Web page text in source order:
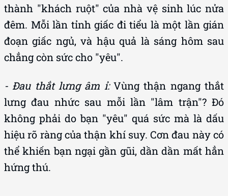
thành "khách ruột" của nhà vệ sinh lúc nửa
đêm. Mỗi lần tỉnh giấc đi tiểu là một lần gián
đoạn giấc ngủ, và hậu quả là sáng hôm sau
chẳng còn sức cho "yêu".
- Đau thắt lưng âm ỉ: Vùng thận ngang thắt
lưng đau nhức sau mỗi lần "lâm trận"? Đó
không phải do bạn "yêu" quá sức mà là dấu
hiệu rõ ràng của thận khí suy. Cơn đau này có
thể khiến bạn ngại gần gũi, dần dần mất hẳn
hứng thú.